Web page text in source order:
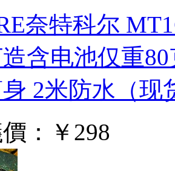
奈特科尔
含电池仅重
2米防水（现
：
￥298